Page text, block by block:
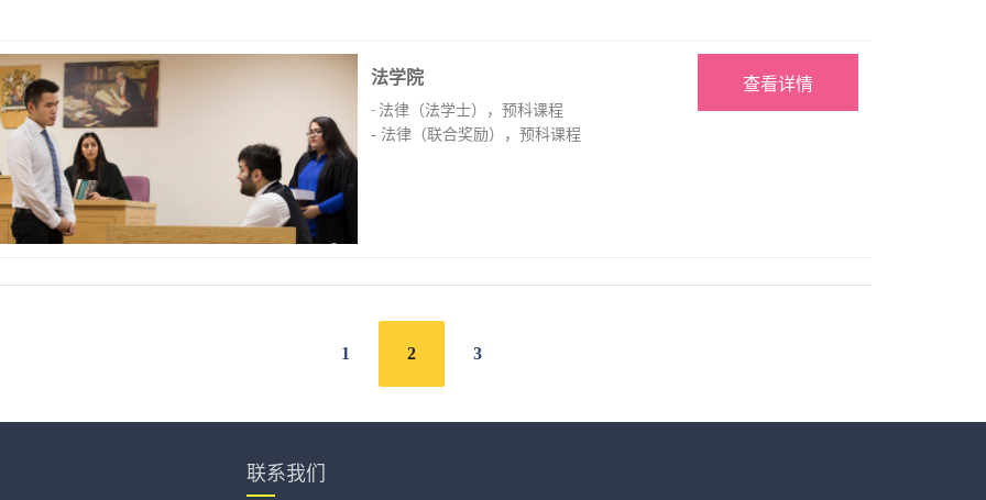
法学院
- 法律（法学士），预科课程
- 法律（联合奖励），预科课程
查看详情
1 2 3
联系我们